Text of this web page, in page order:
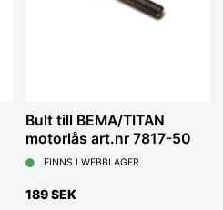
Bult till BEMA/TITAN
motorlås art.nr 7817-50
FINNS I WEBBLAGER
189 SEK